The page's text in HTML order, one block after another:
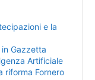
e la
Gazzetta
Artificiale
riforma Fornero